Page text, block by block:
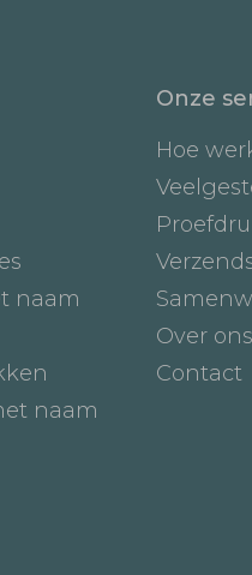
naam
naam
Onze
Hoe
Over ons
Contact